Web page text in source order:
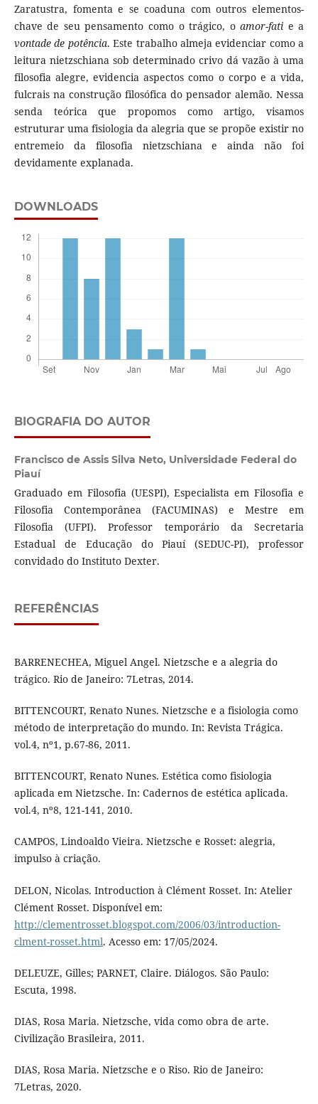
Zaratustra, fomenta e se coaduna com outros elementos-
chave de seu pensamento como o trágico, oamor-fati e a
vontade de potência. Este trabalho almeja evidenciar como a
leitura nietzschiana sob determinado crivo dá vazão à uma
filosofia alegre, evidencia aspectos como o corpo e a vida,
fulcrais na construção filosófica do pensador alemão. Nessa
senda teórica que propomos como artigo, visamos
estruturar uma fisiologia da alegria que se propõe existir no
entremeio da filosofia nietzschiana e ainda não foi
devidamente explanada.
DOWNLOADS
BIOGRAFIA DO AUTOR
Francisco de Assis Silva Neto, Universidade Federal do
Piauí
Graduado em Filosofia (UESPI), Especialista em Filosofia e
Filosofia Contemporânea (FACUMINAS) e Mestre em
Filosofia (UFPI). Professor temporário da Secretaria
Estadual de Educação do Piauí (SEDUC-PI), professor
convidado do Instituto Dexter.
REFERÊNCIAS
BARRENECHEA, Miguel Angel. Nietzsche e a alegria do
trágico. Rio de Janeiro: 7Letras, 2014.
BITTENCOURT, Renato Nunes. Nietzsche e a fisiologia como
método de interpretação do mundo. In: Revista Trágica.
vol.4, nº1, p.67-86, 2011.
BITTENCOURT, Renato Nunes. Estética como fisiologia
aplicada em Nietzsche. In: Cadernos de estética aplicada.
vol.4, nº8, 121-141, 2010.
CAMPOS, Lindoaldo Vieira. Nietzsche e Rosset: alegria,
impulso à criação.
DELON, Nicolas. Introduction à Clément Rosset. In: Atelier
Clément Rosset. Disponível em:
http://clementrosset.blogspot.com/2006/03/introduction-
clment-rosset.html. Acesso em: 17/05/2024.
DELEUZE, Gilles; PARNET, Claire. Diálogos. São Paulo:
Escuta, 1998.
DIAS, Rosa Maria. Nietzsche, vida como obra de arte.
Civilização Brasileira, 2011.
DIAS, Rosa Maria. Nietzsche e o Riso. Rio de Janeiro:
7Letras, 2020.